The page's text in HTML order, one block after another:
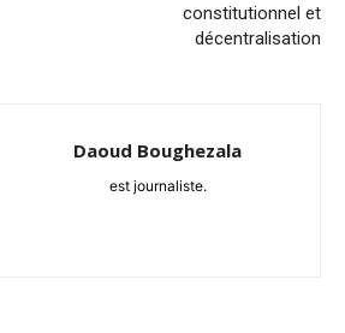
constitutionnel et
décentralisation
Daoud Boughezala
est journaliste.